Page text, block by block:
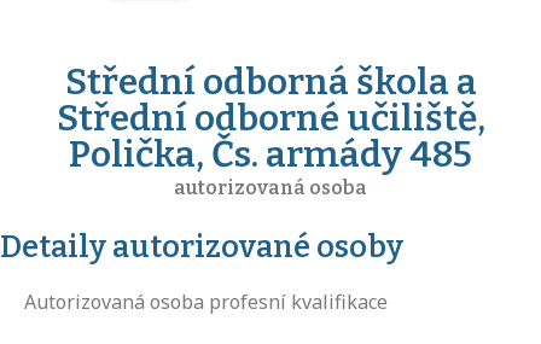
Střední odborná škola a
Střední odborné učiliště,
Polička, Čs. armády 485
autorizovaná osoba
Detaily autorizované osoby
Autorizovaná osoba profesní kvalifikace